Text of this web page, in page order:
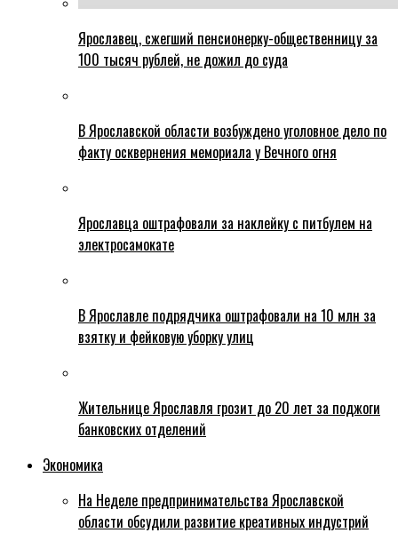
Ярославец, сжегший пенсионерку-общественницу за
100 тысяч рублей, не дожил до суда
В Ярославской области возбуждено уголовное дело по
факту осквернения мемориала у Вечного огня
Ярославца оштрафовали за наклейку с питбулем на
электросамокате
В Ярославле подрядчика оштрафовали на 10 млн за
взятку и фейковую уборку улиц
Жительнице Ярославля грозит до 20 лет за поджоги
банковских отделений
Экономика
На Неделе предпринимательства Ярославской
области обсудили развитие креативных индустрий